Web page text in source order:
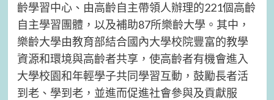
齡學習中心、由高齡自主帶領人辦理的221個高齡
自主學習團體，以及補助87所樂齡大學。其中，
樂齡大學由教育部結合國內大學校院豐富的教學
資源和環境與高齡者共享，使高齡者有機會進入
大學校園和年輕學子共同學習互動，鼓勵長者活
到老、學到老，並進而促進社會參與及貢獻服